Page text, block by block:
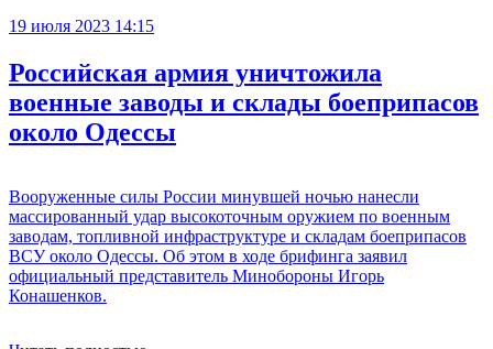
19 июля 2023 14:15
Российская армия уничтожила
военные заводы и склады боеприпасов
около Одессы
Вооруженные силы России минувшей ночью нанесли
массированный удар высокоточным оружием по военным
заводам, топливной инфраструктуре и складам боеприпасов
ВСУ около Одессы. Об этом в ходе брифинга заявил
официальный представитель Минобороны Игорь
Конашенков.